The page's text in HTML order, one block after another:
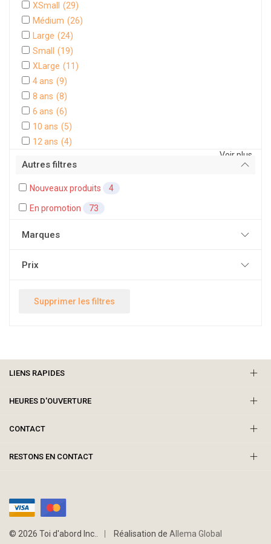
XSmall
(29)
Médium (26)
Large (24)
Small
(19)
XLarge (11)
4 ans (9)
8 ans (8)
6 ans (6)
10 ans (5)
12 ans (4)
Voir plus
Autres filtres
Nouveaux produits 4
En promotion 73
Marques
Prix
Supprimer les filtres
LIENS RAPIDES
HEURES D'OUVERTURE
CONTACT
RESTONS EN CONTACT
© 2026 Toi d'abord Inc.. Réalisation de Allema Global